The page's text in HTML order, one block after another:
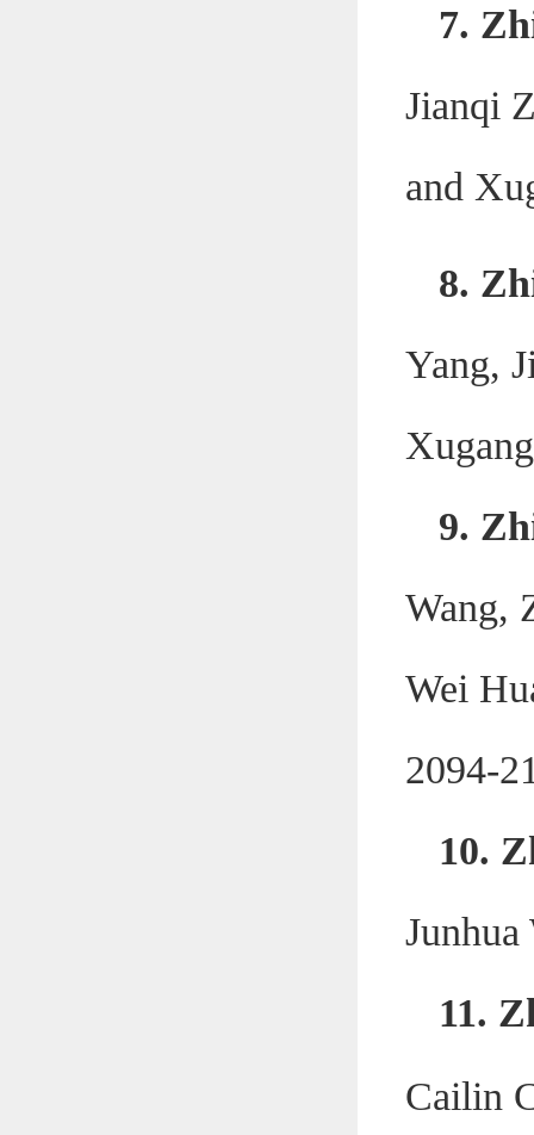
7.
Jianqi
and
8.
Yang,
9.
Wang,
Wei
2094-
10.
11.
Cailin